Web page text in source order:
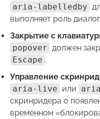
aria-labelledby
выполняет роль
Закрытие с
popover должен
Escape .
Управление
aria-live или
скринридера о
временном